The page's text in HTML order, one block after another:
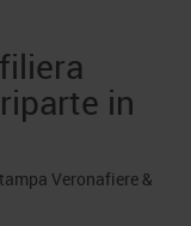
in
Veronafiere &